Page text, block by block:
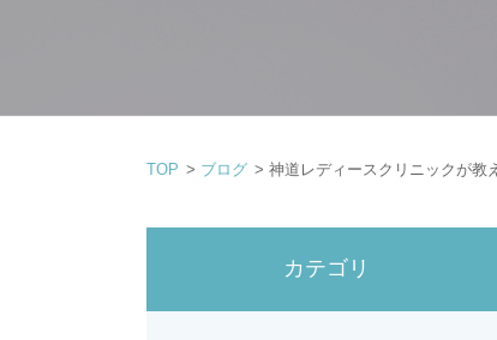
TOP > ブログ > 神道レディースクリニックが教
カテゴリ